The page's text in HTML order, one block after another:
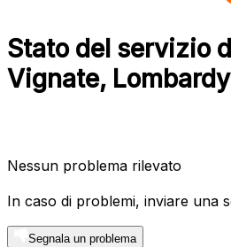
Stato del servizio
Vignate, Lombardy
Nessun problema rilevato
In caso di problemi, inviare una
Segnala un problema